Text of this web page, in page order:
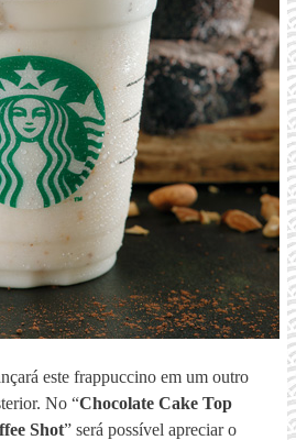
este frappuccino em um outro
No “Chocolate Cake Top
Shot” será possível apreciar o